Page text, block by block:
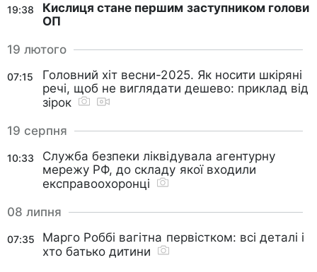
19:38
Кислиця стане першим заступником голови
ОП
19 лютого
07:15
Головний хіт весни-2025. Як носити шкіряні
речі, щоб не виглядати дешево: приклад від
зірок
19 серпня
10:33
Служба безпеки ліквідувала агентурну
мережу РФ, до складу якої входили
експравоохоронці
08 липня
07:35
Марго Роббі вагітна первістком: всі деталі і
хто батько дитини